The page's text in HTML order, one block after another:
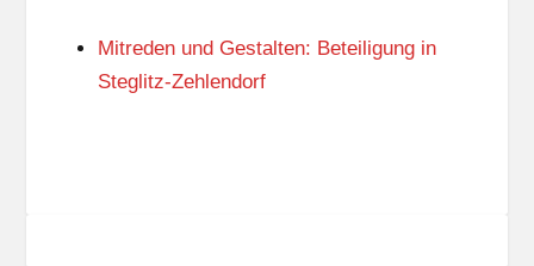
S
O
N
Mitreden und Gestalten: Beteiligung in
Steglitz-Zehlendorf